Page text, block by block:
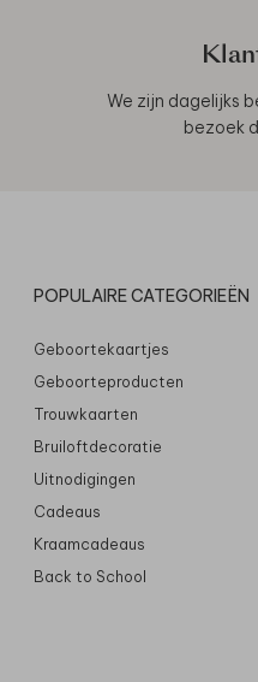
We zijn dagelijks
bezoek
POPULAIRE CATEGORIEËN
Geboortekaartjes
Geboorteproducten
Trouwkaarten
Bruiloftdecoratie
Uitnodigingen
Cadeaus
Kraamcadeaus
Back to School